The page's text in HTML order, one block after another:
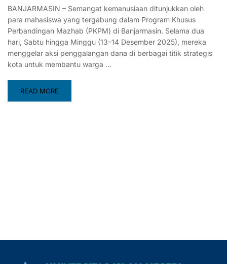
BANJARMASIN – Semangat kemanusiaan ditunjukkan oleh
para mahasiswa yang tergabung dalam Program Khusus
Perbandingan Mazhab (PKPM) di Banjarmasin. Selama dua
hari, Sabtu hingga Minggu (13–14 Desember 2025), mereka
menggelar aksi penggalangan dana di berbagai titik strategis
kota untuk membantu warga …
READ MORE